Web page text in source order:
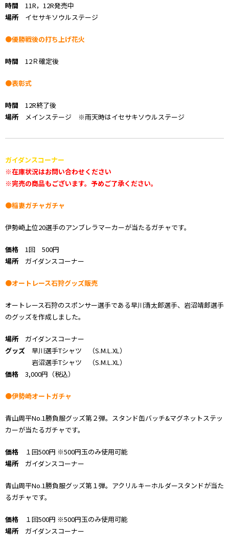
時間 11R，12R発売中
場所イセサキソウルステージ
●優勝戦後の打ち上げ花火
時間 12Ｒ確定後
●表彰式
時間 12R終了後
場所メインステージ ※雨天時はイセサキソウルステージ
ガイダンスコーナー
※在庫状況はお問い合わせください
※完売の商品もございます。予めご了承ください。
●稲妻ガチャガチャ
伊勢崎上位20選手のアンブレラマーカーが当たるガチャです。
価格 1回 500円
場所ガイダンスコーナー
●オートレース石狩グッズ販売
オートレース石狩のスポンサー選手である早川清太郎選手、岩沼靖郎選手
のグッズを作成しました。
場所ガイダンスコーナー
グッズ 早川選手Tシャツ （S.M.L.XL）
岩沼選手Tシャツ （S.M.L.XL）
価格 3,000円（税込）
●伊勢崎オートガチャ
青山周平No.1勝負服グッズ第２弾。スタンド缶バッチ&マグネットステッ
カーが当たるガチャです。
価格 １回500円 ※500円玉のみ使用可能
場所ガイダンスコーナー
青山周平No.1勝負服グッズ第１弾。アクリルキーホルダースタンドが当た
るガチャです。
価格 １回500円 ※500円玉のみ使用可能
場所ガイダンスコーナー